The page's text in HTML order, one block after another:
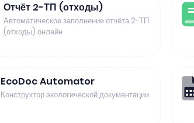
Отчёт 2-ТП (отходы)
Автоматическое заполнение отчёта 2-ТП
(отходы) онлайн
EcoDoc Automator
Конструктор экологической документации